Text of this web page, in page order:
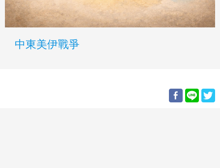
中東美伊戰爭